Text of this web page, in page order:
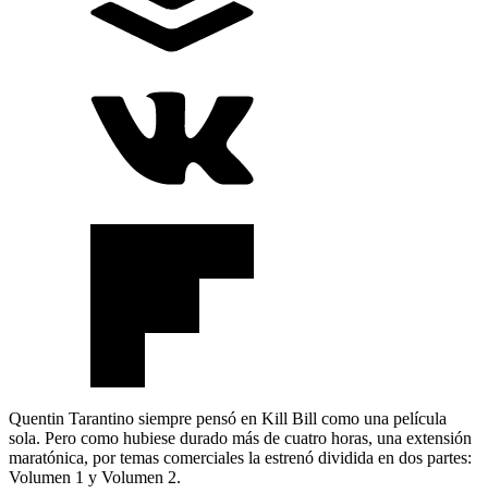
Quentin Tarantino siempre pensó en Kill Bill como una película
sola. Pero como hubiese durado más de cuatro horas, una extensión
maratónica, por temas comerciales la estrenó dividida en dos partes:
Volumen 1 y Volumen 2.